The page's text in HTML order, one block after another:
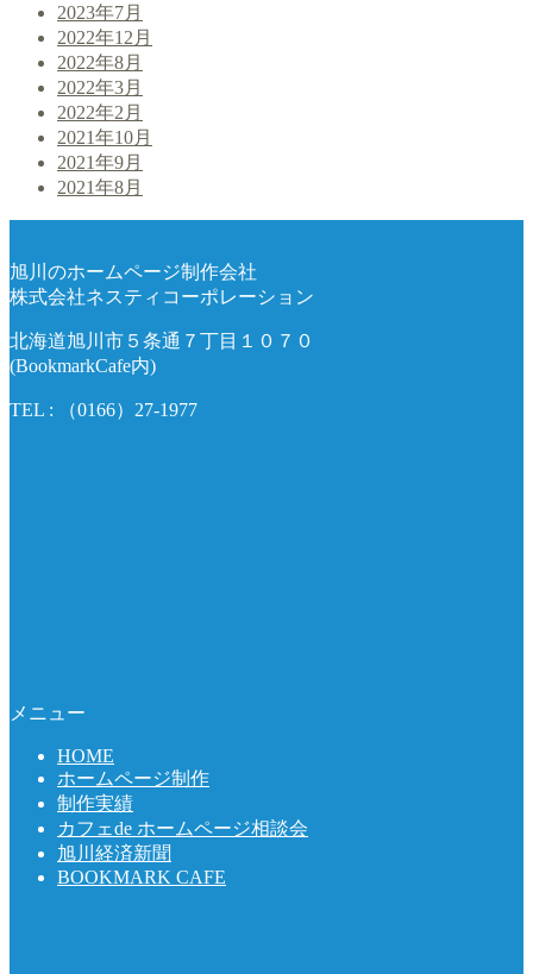
2023年7月
2022年12月
2022年8月
2022年3月
2022年2月
2021年10月
2021年9月
2021年8月
旭川のホームページ制作会社
株式会社ネスティコーポレーション
北海道旭川市５条通７丁目１０７０
(BookmarkCafe内)
TEL : （0166）27-1977
メニュー
HOME
ホームページ制作
制作実績
カフェde ホームページ相談会
旭川経済新聞
BOOKMARK CAFE